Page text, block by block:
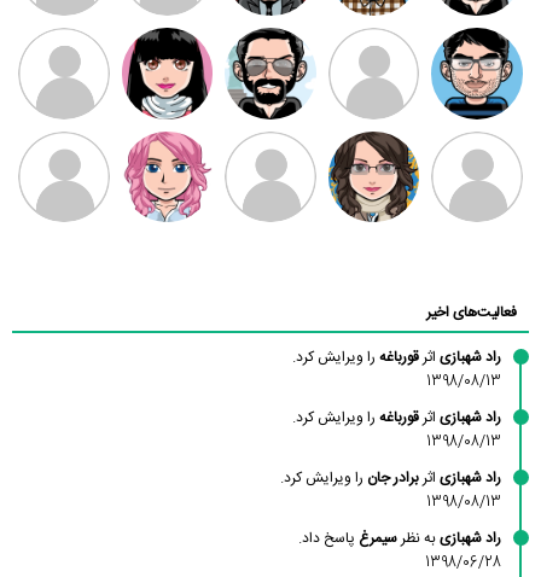
مهدی فرهمند مهدی سلطانی داود رضیی
طرفدار میلی
بابی براون
کیوان کیانی
سامان راحمی امیردلتا امیروو ملیکا منتظری عارفه داستانپور
فعالیت‌های اخیر
راد شهبازی اثرقورباغه را ویرایش کرد.
1398/08/13
راد شهبازی اثرقورباغه را ویرایش کرد.
1398/08/13
راد شهبازی اثربرادر جان را ویرایش کرد.
1398/08/13
راد شهبازیبه نظرسیمرغ پاسخ داد.
1398/06/28